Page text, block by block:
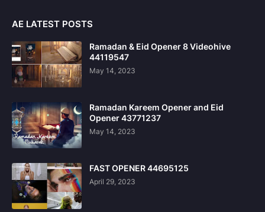
AE LATEST POSTS
Ramadan & Eid Opener 8 Videohive
44119547
May 14, 2023
Ramadan Kareem Opener and Eid
Opener 43771237
May 14, 2023
FAST OPENER 44695125
April 29, 2023